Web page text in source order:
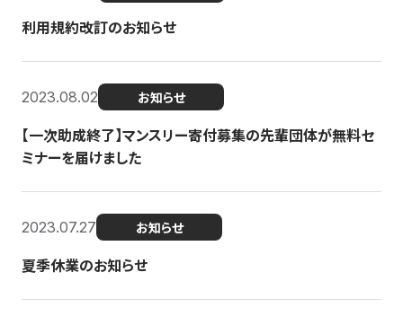
利用規約改訂のお知らせ
2023.08.02 お知らせ
【一次助成終了】マンスリー寄付募集の先輩団体が無料セ
ミナーを届けました
2023.07.27 お知らせ
夏季休業のお知らせ